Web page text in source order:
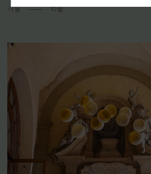
서울 10월